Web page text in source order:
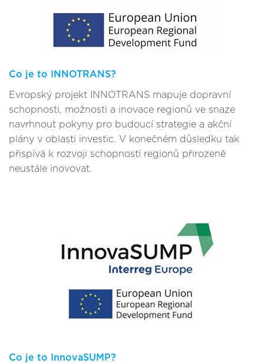
Co je to INNOTRANS?
Evropský projekt INNOTRANS mapuje dopravní
schopnosti, možnosti a inovace regionů ve snaze
navrhnout pokyny pro budoucí strategie a akční
plány v oblasti investic. V konečném důsledku tak
přispívá k rozvoji schopností regionů přirozeně
neustále inovovat.
Co je to InnovaSUMP?